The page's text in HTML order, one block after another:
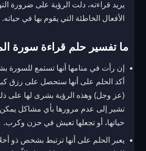
يريد قراءته، دلت الرؤية على ضرورة
الأفعال الخاطئة التي يقوم بها في حياته.
ما تفسير حلم قراءة سورة
إن رأت في منامها أنها تستمع للسورة
أكد الحلم على أنها ستحصل على رزق
(عز وجل) وهذه الرؤية بشرى لها على
تشير إلى عدم مرورها بأي مشاكل يمكن
حياتها، أو تجعلها تعيش في حزن وكرب.
يعبر الحلم على أنها ترتبط بشخص ذو